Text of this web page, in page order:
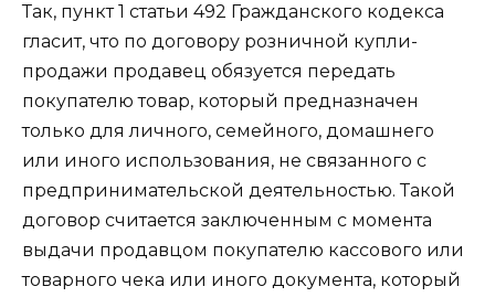
Так, пункт 1 статьи 492 Гражданского кодекса
гласит, что по договору розничной купли-
продажи продавец обязуется передать
покупателю товар, который предназначен
только для личного, семейного, домашнего
или иного использования, не связанного с
предпринимательской деятельностью. Такой
договор считается заключенным с момента
выдачи продавцом покупателю кассового или
товарного чека или иного документа, который